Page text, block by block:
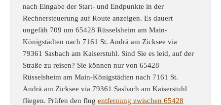
nach Eingabe der Start- und Endpunkte in der
Rechnersteuerung auf Route anzeigen. Es dauert
ungefäh 709 um 65428 Rüsselsheim am Main-
Königstädten nach 7161 St. Andrä am Zicksee via
79361 Sasbach am Kaiserstuhl. Sind Sie es leid, auf der
Straße zu reisen? Sie können nur von 65428
Rüsselsheim am Main-Königstädten nach 7161 St.
Andrä am Zicksee via 79361 Sasbach am Kaiserstuhl
fliegen. Prüfen den flug entfernung zwischen 65428